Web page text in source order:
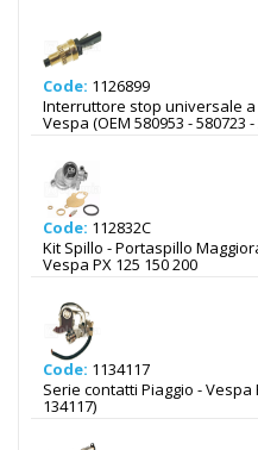
Code: 1126899
Interruttore stop universale
Vespa (OEM 580953 - 580723
Code: 112832C
Kit Spillo - Portaspillo
Vespa PX 125 150 200
Code: 1134117
Serie contatti Piaggio - Vespa
134117)